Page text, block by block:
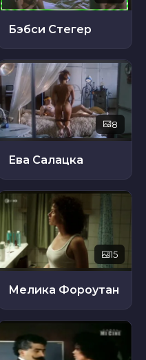
Бэбси Стегер
8
Ева Салацка
15
Мелика Фороутан